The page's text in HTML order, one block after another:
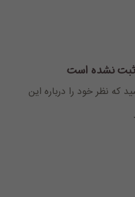
نشده است
که نظر خود را درباره این